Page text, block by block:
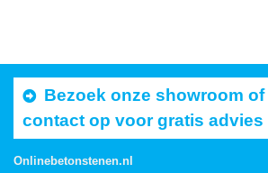
Bezoek onze showroom of
contact op voor gratis advies
Onlinebetonstenen.nl